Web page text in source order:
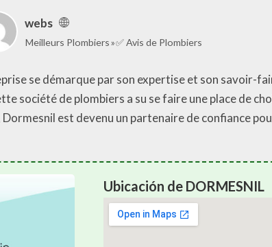
webs
Meilleurs Plombiers ✅ Avis de Plombiers
se démarque par son expertise et son savoir-
société de plombiers a su se faire une place de
est devenu un partenaire de confiance
Ubicación de DORMESNIL